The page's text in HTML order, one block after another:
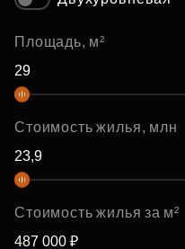
Площадь, м²
Стоимость жилья, млн
Стоимость жилья за м²